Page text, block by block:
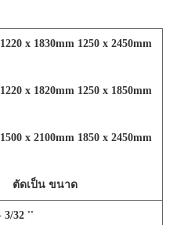
x 1830mm 1250 x 2450mm
x 1820mm 1250 x 1850mm
x 2100mm 1850 x 2450mm
ตัดเป็น ขนาด
3/32 ''